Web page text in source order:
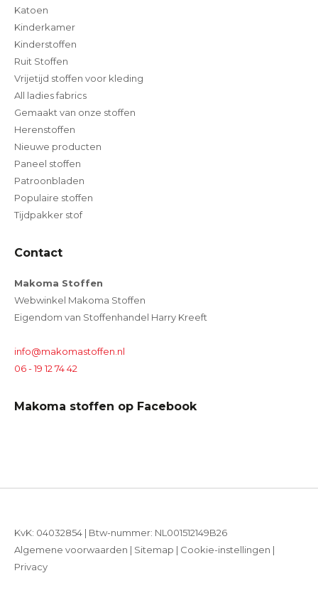
Katoen
Kinderkamer
Kinderstoffen
Ruit Stoffen
Vrijetijd stoffen voor kleding
All ladies fabrics
Gemaakt van onze stoffen
Herenstoffen
Nieuwe producten
Paneel stoffen
Patroonbladen
Populaire stoffen
Tijdpakker stof
Contact
Makoma Stoffen
Webwinkel Makoma Stoffen
Eigendom van Stoffenhandel Harry Kreeft
info@makomastoffen.nl
06 - 19 12 74 42
Makoma stoffen op Facebook
KvK: 04032854 | Btw-nummer: NL001512149B26
Algemene voorwaarden | Sitemap | Cookie-instellingen |
Privacy